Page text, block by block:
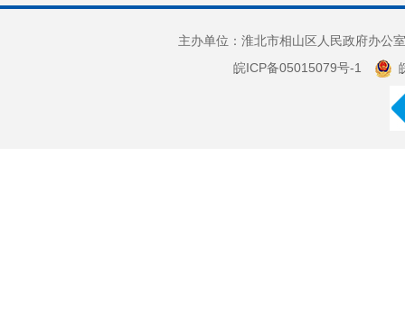
主办单位：淮北市相山区人民政府办
皖ICP备05015079号-1